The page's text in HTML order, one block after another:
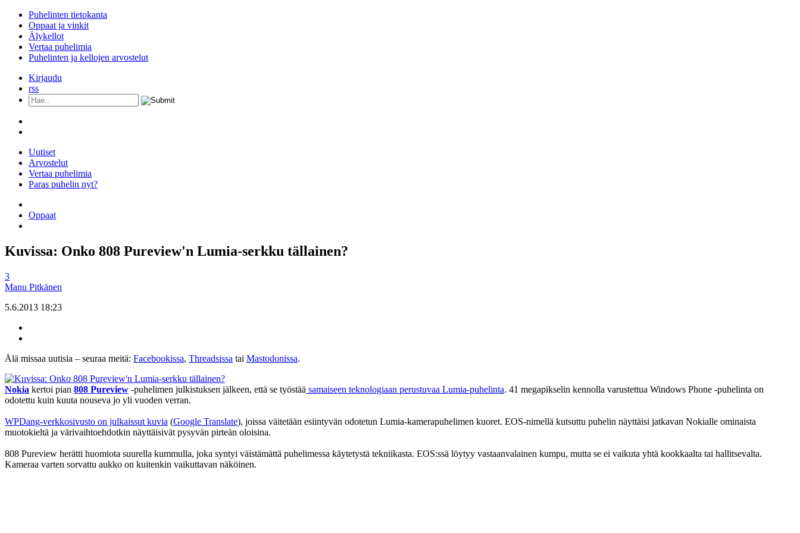
Puhelinten tietokanta
Oppaat ja vinkit
Älykellot
Vertaa puhelimia
Puhelinten ja kellojen arvostelut
Kirjaudu
rss
Uutiset
Arvostelut
Vertaa puhelimia
Paras puhelin nyt?
Oppaat
Kuvissa: Onko 808 Pureview'n Lumia-serkku tällainen?
3
Manu Pitkänen
5.6.2013 18:23
Älä missaa uutisia – seuraa meitä: Facebookissa, Threadsissa tai Mastodonissa.
Nokia kertoi pian 808 Pureview -puhelimen julkistuksen jälkeen, että se työstää samaiseen teknologiaan perustuvaa Lumia-puhelinta. 41 megapikselin kennolla varustettua Windows Phone -puhelinta on
odotettu kuin kuuta nouseva jo yli vuoden verran.
WPDang-verkkosivusto on julkaissut kuvia (Google Translate), joissa väitetään esiintyvän odotetun Lumia-kamerapuhelimen kuoret. EOS-nimellä kutsuttu puhelin näyttäisi jatkavan Nokialle ominaista
muotokieltä ja värivaihtoehdotkin näyttäisivät pysyvän pirteän oloisina.
808 Pureview herätti huomiota suurella kummulla, joka syntyi väistämättä puhelimessa käytetystä tekniikasta. EOS:ssä löytyy vastaanvalainen kumpu, mutta se ei vaikuta yhtä kookkaalta tai hallitsevalta.
Kameraa varten sorvattu aukko on kuitenkin vaikuttavan näköinen.